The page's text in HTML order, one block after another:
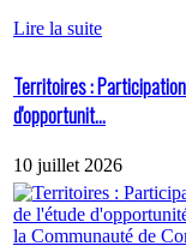
Lire la suite
Territoires :
d'opportunit...
10 juillet 2026